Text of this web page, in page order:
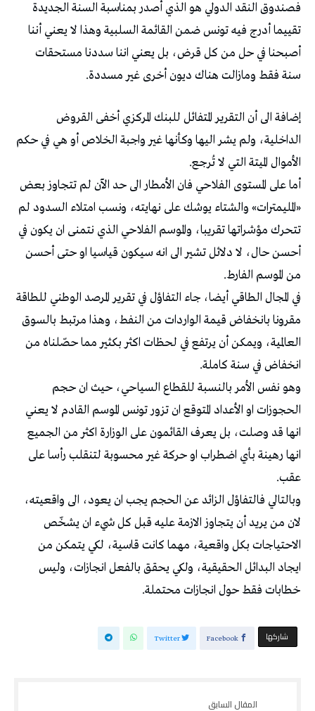
فصندوق النقد الدولي هو الذي أصدر بمناسبة السنة الجديدة
تقييما أدرج فيه تونس ضمن القائمة السلبية وهذا لا يعني أننا
أصبحنا في حل من كل قرض، بل يعني اننا سددنا مستحقات
سنة فقط ومازالت هناك ديون أخرى غير مسددة.
إضافة الى أن التقرير المتفائل للبنك المركزي أخفى القروض
الداخلية، ولم يشر اليها وكأنها غير واجبة الخلاص أو هي في حكم
الأموال الميتة التي لا تُرجع.
أما على المستوى الفلاحي فان الأمطار الى حد الآن لم تتجاوز بعض
«المليمترات» والشتاء يوشك على نهايته، ونسب امتلاء السدود لم
تتحرك مؤشراتها تقريبا، والموسم الفلاحي الذي نتمنى ان يكون في
أحسن حال، لا دلائل تشير الى انه سيكون قياسيا او حتى أحسن
من الموسم الفارط.
في المجال الطاقي أيضا، جاء التفاؤل في تقرير المرصد الوطني للطاقة
مقرونا بانخفاض قيمة الواردات من النفط، وهذا مرتبط بالسوق
العالمية، ويمكن أن يرتفع في لحظات اكثر بكثير مما حصّلناه من
انخفاض في سنة كاملة.
وهو نفس الأمر بالنسبة للقطاع السياحي، حيث ان حجم
الحجوزات او الأعداد المتوقع ان تزور تونس الموسم القادم لا يعني
انها قد وصلت، بل يعرف القائمون على الوزارة اكثر من الجميع
انها رهينة بأي اضطراب او حركة غير محسوبة لتنقلب رأسا على
عقب.
وبالتالي فالتفاؤل الزائد عن الحجم يجب ان يعود، الى واقعيته،
لان من يريد أن يتجاوز الازمة عليه قبل كل شيء ان يشخّص
الاحتياجات بكل واقعية، مهما كانت قاسية، لكي يتمكن من
ايجاد البدائل الحقيقية، ولكي يحقق بالفعل انجازات، وليس
خطابات فقط حول انجازات محتملة.
‫‫ شاركها‬ Facebook
Twitter